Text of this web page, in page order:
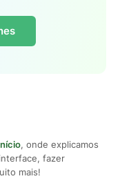
, onde explicamos
fazer
mais!